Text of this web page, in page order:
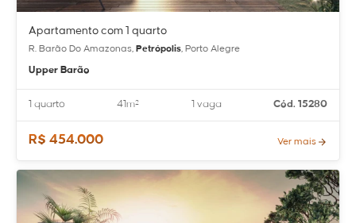
Apartamento com 1 quarto
R. Barão Do Amazonas, Petrópolis, Porto Alegre
Upper Barão
1 quarto 41m² 1 vaga Cód. 15280
R$ 454.000 Ver mais